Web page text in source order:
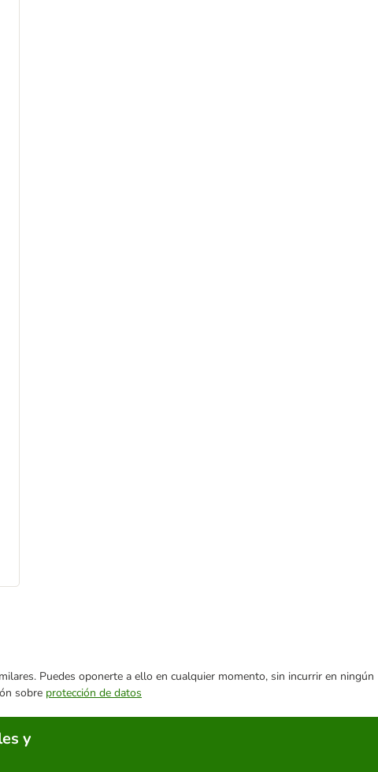
Puedes oponerte a ello en cualquier momento, sin incurrir en ningún
sobre protección de datos
y